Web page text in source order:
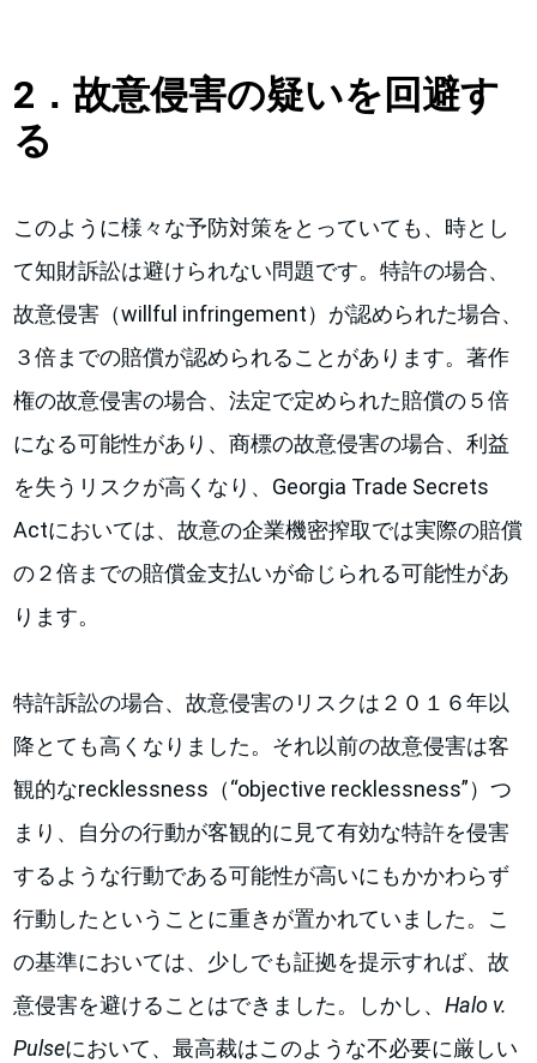
2．故意侵害の疑いを回避す
る
このように様々な予防対策をとっていても、時とし
て知財訴訟は避けられない問題です。特許の場合、
故意侵害（willful infringement）が認められた場合、
３倍までの賠償が認められることがあります。著作
権の故意侵害の場合、法定で定められた賠償の５倍
になる可能性があり、商標の故意侵害の場合、利益
を失うリスクが高くなり、Georgia Trade Secrets
Actにおいては、故意の企業機密搾取では実際の賠償
の２倍までの賠償金支払いが命じられる可能性があ
ります。
特許訴訟の場合、故意侵害のリスクは２０１６年以
降とても高くなりました。それ以前の故意侵害は客
観的なrecklessness（“objective recklessness”）つ
まり、自分の行動が客観的に見て有効な特許を侵害
するような行動である可能性が高いにもかかわらず
行動したということに重きが置かれていました。こ
の基準においては、少しでも証拠を提示すれば、故
意侵害を避けることはできました。しかし、Halo v.
Pulseにおいて、最高裁はこのような不必要に厳しい